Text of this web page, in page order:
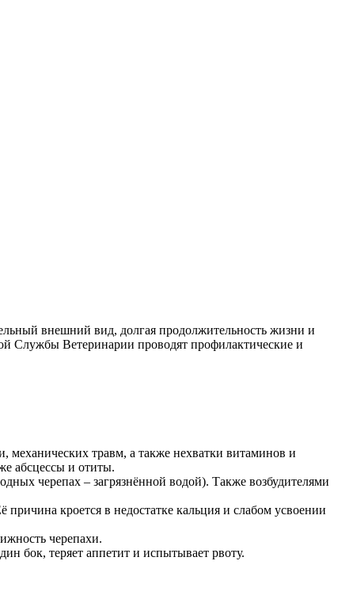
внешний вид, долгая продолжительность жизни и
Службы Ветеринарии проводят профилактические и
травм, а также нехватки витаминов и
абсцессы и отиты.
черепах – загрязнённой водой). Также возбудителями
кроется в недостатке кальция и слабом усвоении
черепахи.
бок, теряет аппетит и испытывает рвоту.